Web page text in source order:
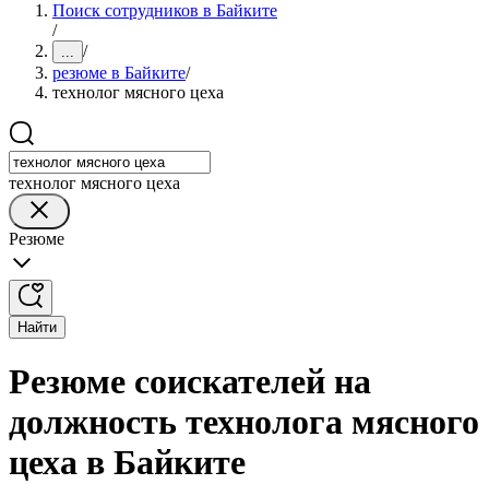
Поиск сотрудников в Байките
/
... /
резюме в Байките/
технолог мясного цеха
технолог мясного цеха
Резюме
Найти
Резюме соискателей на
должность технолога мясного
цеха в Байките